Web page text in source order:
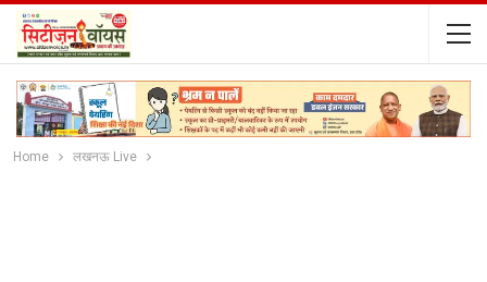
Home लखनऊ Live